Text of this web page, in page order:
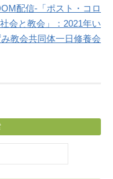
配信-「ポスト・コロ
会と教会」：2021年い
教会共同体一日修養会